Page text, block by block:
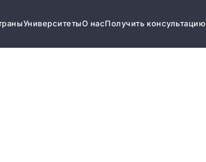
УниверситетыО насПолучить консультацию